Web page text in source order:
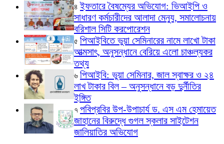
৪ ইফতারে বৈষম্যের অভিযোগ: ভিআইপি ও
সাধারণ কর্মচারীদের আলাদা মেন্যু, সমালোচনায়
বরিশাল সিটি করপোরেশন
৫ পিআইবিতে ভুয়া সেমিনারের নামে লাখো টাকা
আত্মসাৎ, অনুসন্ধানে বেরিয়ে এলো চাঞ্চল্যকর
তথ্য
৬ পিআইবি: ভুয়া সেমিনার, জাল স্বাক্ষর ও ২৪
লাখ টাকার বিল – অনুসন্ধানে বড় দুর্নীতির
ইঙ্গিত
৭ পবিপ্রবির উপ-উপাচার্য ড. এস এম হেমায়েত
জাহানের বিরুদ্ধে গুগল স্কলার সাইটেশন
জালিয়াতির অভিযোগ